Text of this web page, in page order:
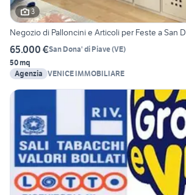
3
Negozio di Palloncini e Articoli per Feste a San D
65.000 €San Dona' di Piave(VE)
50 mq
Agenzia VENICE IMMOBILIARE